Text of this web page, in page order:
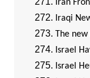
Iran
Iraqi
The
Israel
Israel